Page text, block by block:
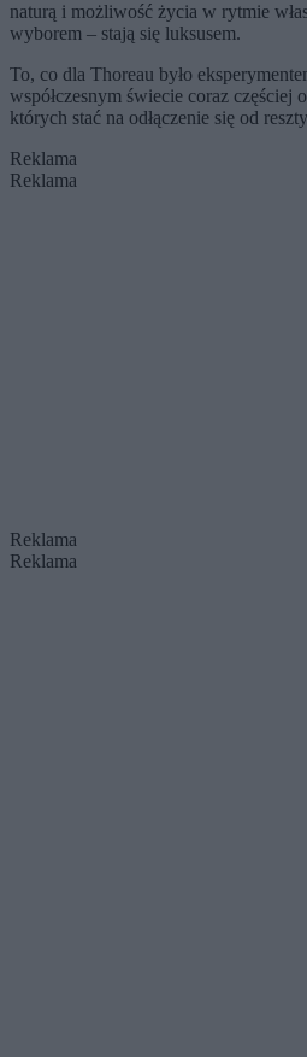
naturą i możliwość życia w rytmie
wyborem – stają się luksusem.
To, co dla Thoreau było
współczesnym świecie coraz częściej
których stać na odłączenie się od
Reklama
Reklama
Reklama
Reklama